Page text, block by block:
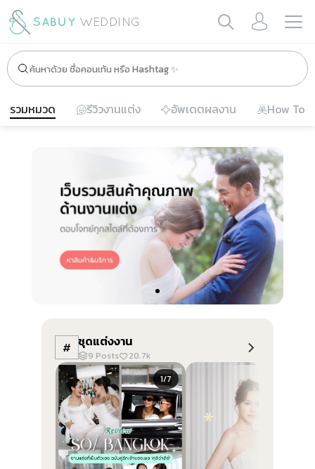
รวมหมวด รีวิวงานแต่ง อัพเดตผลงาน How To
# ชุดแต่งงาน
9 Posts 20.7k
Slide 1 of 7
1/7
Slide 1 of 5